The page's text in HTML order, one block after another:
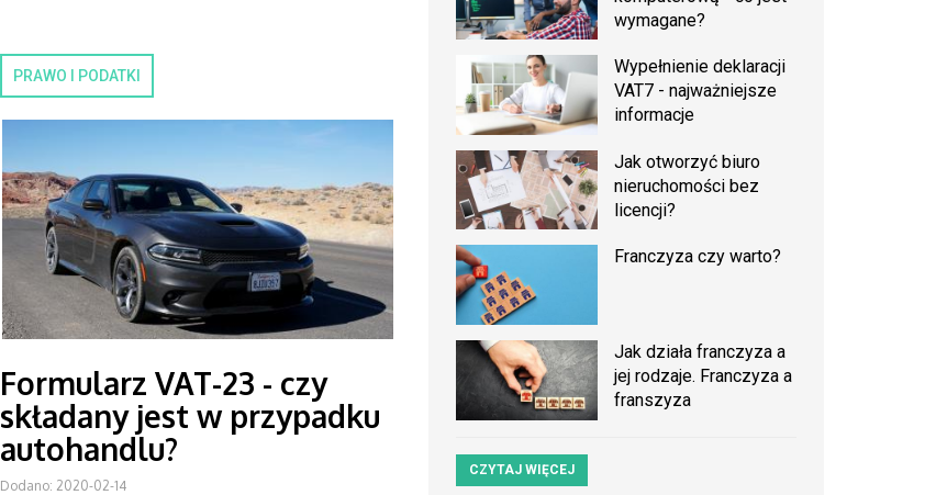
PRAWO I PODATKI
Formularz VAT-23 - czy
składany jest w przypadku
autohandlu?
Dodano: 2020-02-14
wymagane?
Wypełnienie deklaracji
VAT7 - najważniejsze
informacje
Jak otworzyć biuro
nieruchomości bez
licencji?
Franczyza czy warto?
Jak działa franczyza a
jej rodzaje. Franczyza a
franszyza
CZYTAJ WIĘCEJ